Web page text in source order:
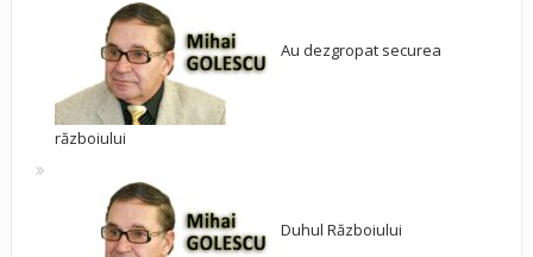
Au dezgropat securea
războiului
Duhul Războiului